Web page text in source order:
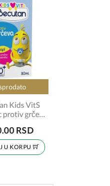
Kids VitS
protiv grčeva
RSD
U KORPU